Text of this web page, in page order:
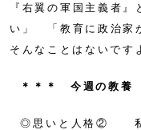
『右翼の軍国主義者
い」 「教育に政治家
そんなことはないで
＊＊＊ 今週の教養
◎思いと人格② 私た